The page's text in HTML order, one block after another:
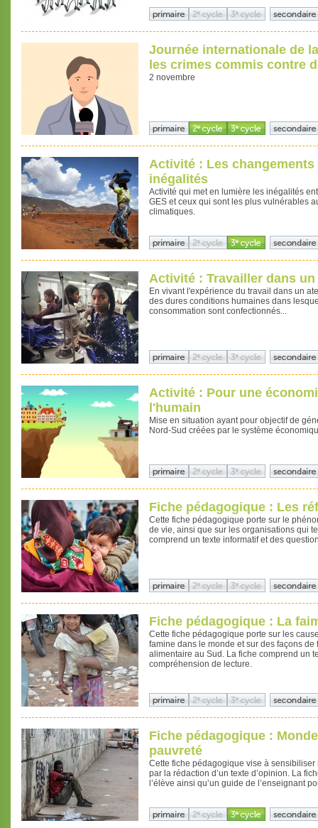
Journée internationale de
les crimes commis contre
2 novembre
Activité : Les
inégalités
Activité qui met en lumière les inégalités
GES et ceux qui sont les plus vulnérables
climatiques.
Activité : Travailler dans
En vivant l'expérience du travail dans un
des dures conditions humaines dans
consommation sont confectionnés...
Activité : Pour une
l'humain
Mise en situation ayant pour objectif de
Nord-Sud créées par le système
Fiche pédagogique : Les
Cette fiche pédagogique porte sur le
de vie, ainsi que sur les organisations qui
comprend un texte informatif et des
Fiche pédagogique : La
Cette fiche pédagogique porte sur les
famine dans le monde et sur des façons
alimentaire au Sud. La fiche comprend un
compréhension de lecture.
Fiche pédagogique :
pauvreté
Cette fiche pédagogique vise à
par la rédaction d’un texte d’opinion. La
l’élève ainsi qu’un guide de l’enseignant